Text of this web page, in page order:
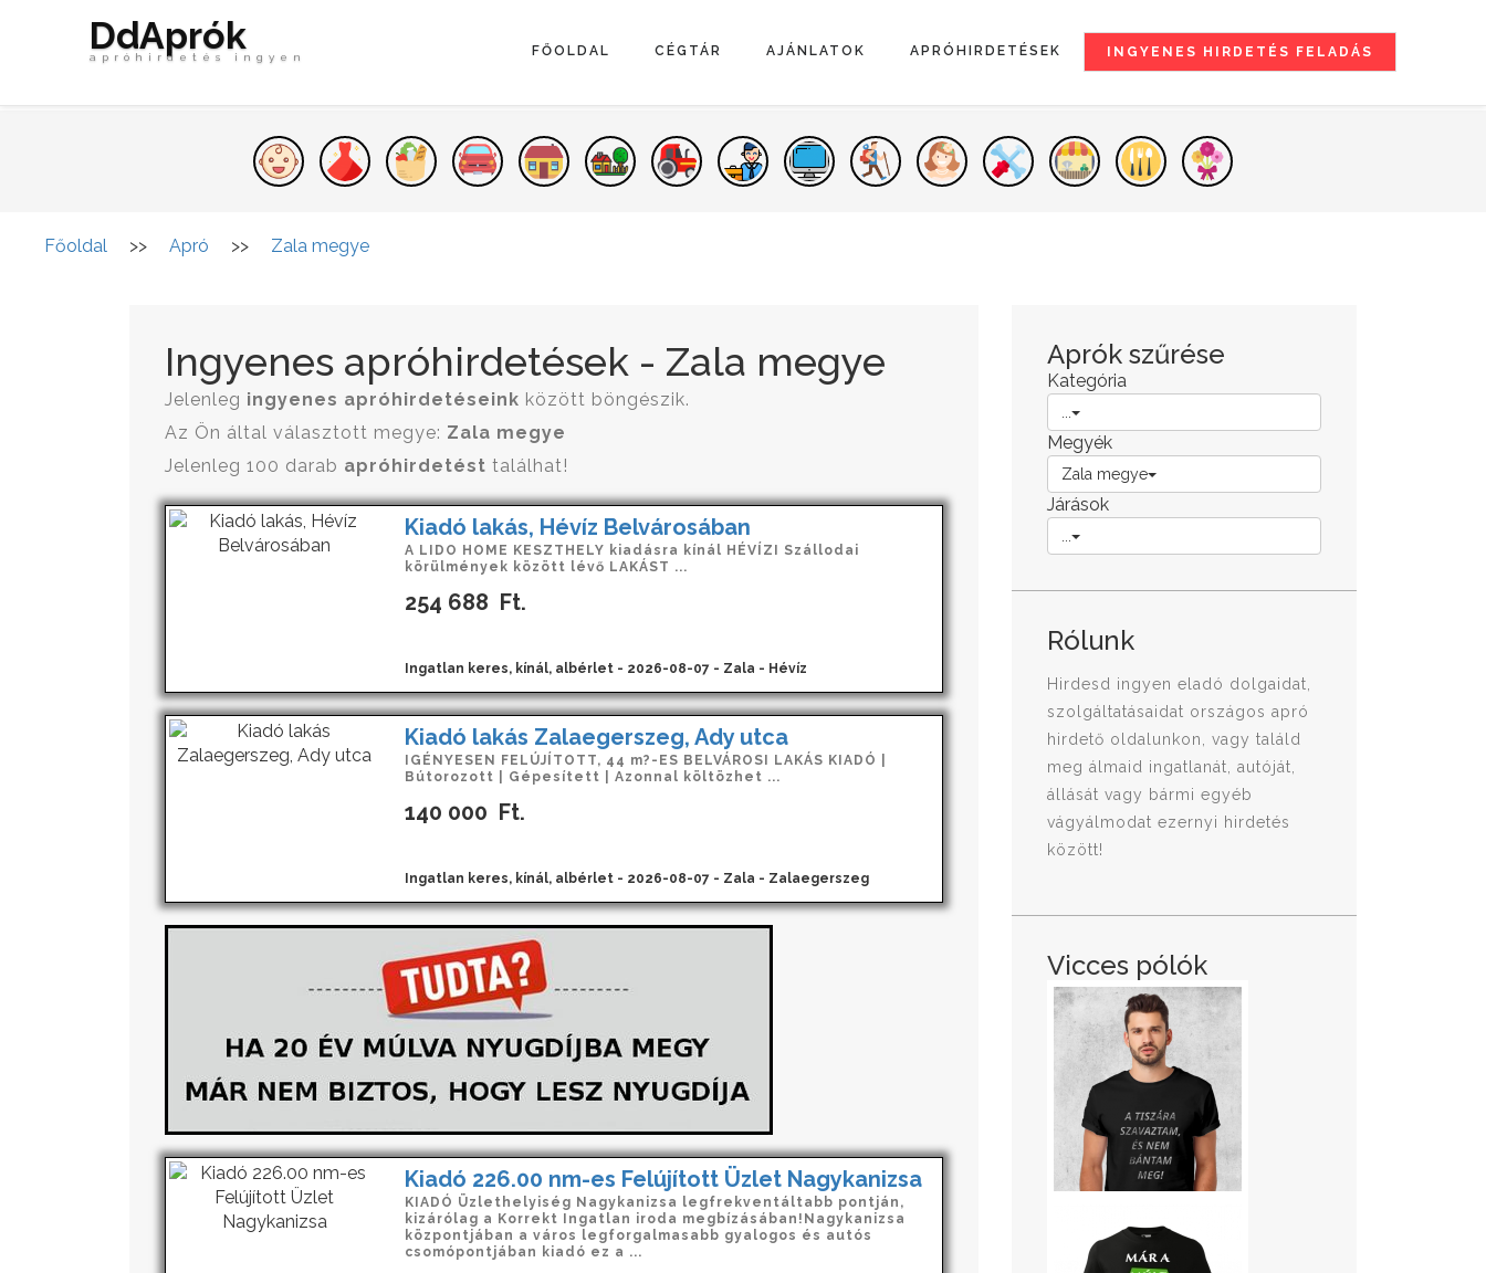
DdAprók
apróhirdetés ingyen INGYENES HIRDETÉS FELADÁS
FŐOLDAL CÉGTÁR AJÁNLATOK APRÓHIRDETÉSEK
Főoldal >> Apró >> Zala megye
Ingyenes apróhirdetések - Zala megye
Jelenleg ingyenes apróhirdetéseink között böngészik.
Az Ön által választott megye: Zala megye
Jelenleg 100 darab apróhirdetést találhat!
Kiadó lakás, Hévíz Belvárosában
A LIDO HOME KESZTHELY kiadásra kínál HÉVÍZI Szállodai
körülmények között lévő LAKÁST ...
254 688 Ft.
Ingatlan keres, kínál, albérlet - 2026-08-07 - Zala - Hévíz
Kiadó lakás Zalaegerszeg, Ady utca
IGÉNYESEN FELÚJÍTOTT, 44 m?-ES BELVÁROSI LAKÁS KIADÓ |
Bútorozott | Gépesített | Azonnal költözhet ...
140 000 Ft.
Ingatlan keres, kínál, albérlet - 2026-08-07 - Zala - Zalaegerszeg
Kiadó 226.00 nm-es Felújított Üzlet Nagykanizsa
KIADÓ Üzlethelyiség Nagykanizsa legfrekventáltabb pontján,
kizárólag a Korrekt Ingatlan iroda megbízásában!Nagykanizsa
központjában a város legforgalmasabb gyalogos és autós
csomópontjában kiadó ez a ...
Aprók szűrése
Kategória
Megyék
Zala megye
Járások
Rólunk
Hirdesd ingyen eladó dolgaidat,
szolgáltatásaidat országos apró
hirdető oldalunkon, vagy találd
meg álmaid ingatlanát, autóját,
állását vagy bármi egyéb
vágyálmodat ezernyi hirdetés
között!
Vicces pólók